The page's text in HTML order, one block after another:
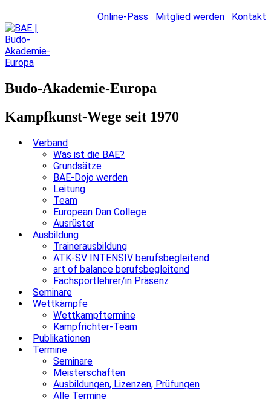
Online-Pass Mitglied werden Kontakt
Budo-Akademie-Europa
Kampfkunst-Wege seit 1970
Verband
Was ist die BAE?
Grundsätze
BAE-Dojo werden
Leitung
Team
European Dan College
Ausrüster
Ausbildung
Trainerausbildung
ATK-SV INTENSIV berufsbegleitend
art of balance berufsbegleitend
Fachsportlehrer/in Präsenz
Seminare
Wettkämpfe
Wettkampftermine
Kampfrichter-Team
Publikationen
Termine
Seminare
Meisterschaften
Ausbildungen, Lizenzen, Prüfungen
Alle Termine